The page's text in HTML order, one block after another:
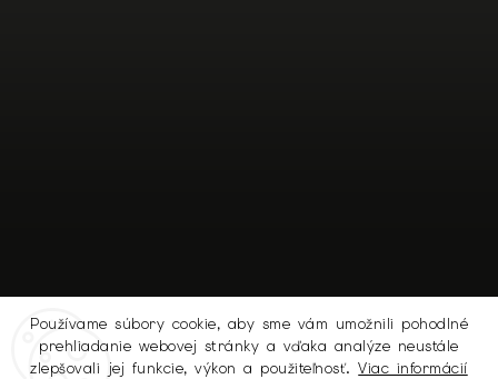
Používame súbory cookie, aby sme vám umožnili pohodlné
prehliadanie webovej stránky a vďaka analýze neustále
zlepšovali jej funkcie, výkon a použiteľnosť.Viac informácií
Sledovať na Instagrame